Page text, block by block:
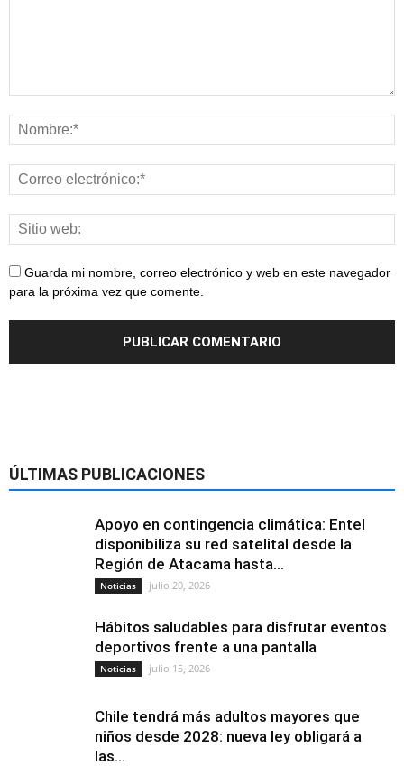
Guarda mi nombre, correo electrónico y web en este navegador
para la próxima vez que comente.
ÚLTIMAS PUBLICACIONES
Apoyo en contingencia climática: Entel
disponibiliza su red satelital desde la
Región de Atacama hasta...
Noticias julio 20, 2026
Hábitos saludables para disfrutar eventos
deportivos frente a una pantalla
Noticias julio 15, 2026
Chile tendrá más adultos mayores que
niños desde 2028: nueva ley obligará a
las...